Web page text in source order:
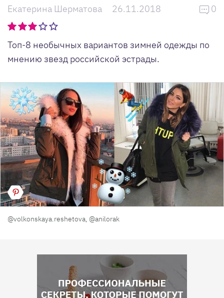
Екатерина Шерматова 26.11.2018 0
Топ-8 необычных вариантов зимней одежды по
мнению звезд российской эстрады.
@volkonskaya.reshetova, @anilorak